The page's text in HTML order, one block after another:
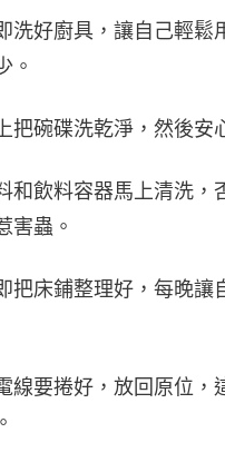
洗好廚具，讓自己輕鬆
。
把碗碟洗乾淨，然後安
和飲料容器馬上清洗，
害蟲。
把床鋪整理好，每晚讓
線要捲好，放回原位，